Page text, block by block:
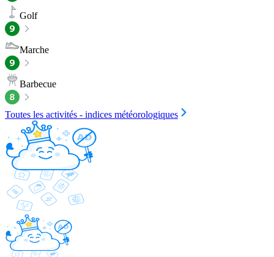
Golf
Marche
Barbecue
Toutes les activités - indices météorologiques